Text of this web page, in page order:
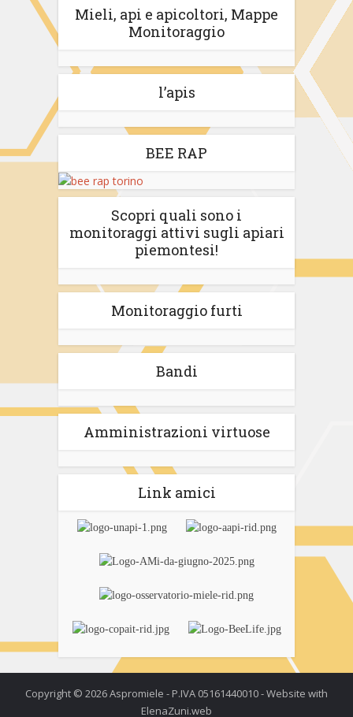
Mieli, api e apicoltori, Mappe
Monitoraggio
l’apis
BEE RAP
Scopri quali sono i
monitoraggi attivi sugli apiari
piemontesi!
Monitoraggio furti
Bandi
Amministrazioni virtuose
Link amici
Copyright © 2026 Aspromiele - P.IVA 05161440010 - Website with
ElenaZuni.web